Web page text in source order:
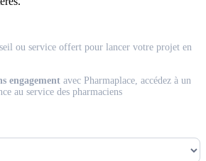
ou service offert pour lancer votre projet en
engagementavec Pharmaplace, accédez à un
au service des pharmaciens